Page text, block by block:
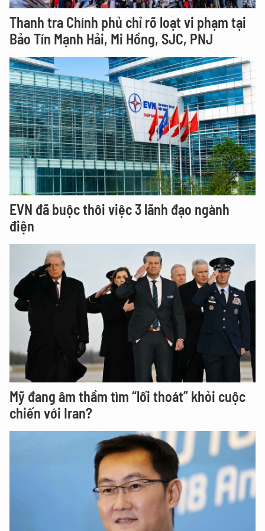
Thanh tra Chính phủ chỉ rõ loạt vi phạm tại
Bảo Tín Mạnh Hải, Mi Hồng, SJC, PNJ
EVN đã buộc thôi việc 3 lãnh đạo ngành
điện
Mỹ đang âm thầm tìm “lối thoát” khỏi cuộc
chiến với Iran?